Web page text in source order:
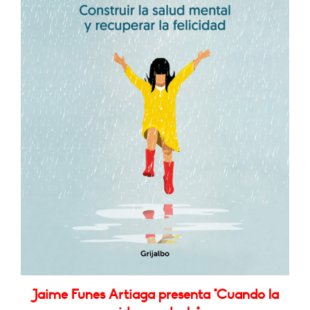
Jaime Funes Artiaga presenta "Cuando la